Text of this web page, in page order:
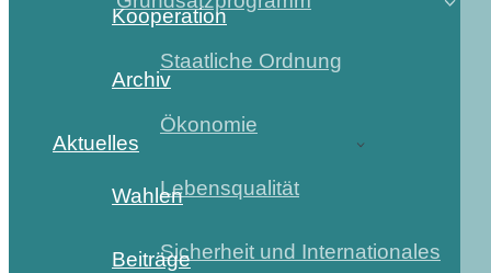
Staatliche Ordnung
Ökonomie
Lebensqualität
Sicherheit und Internationales
Kooperation
Archiv
Aktuelles
Wahlen
Beiträge